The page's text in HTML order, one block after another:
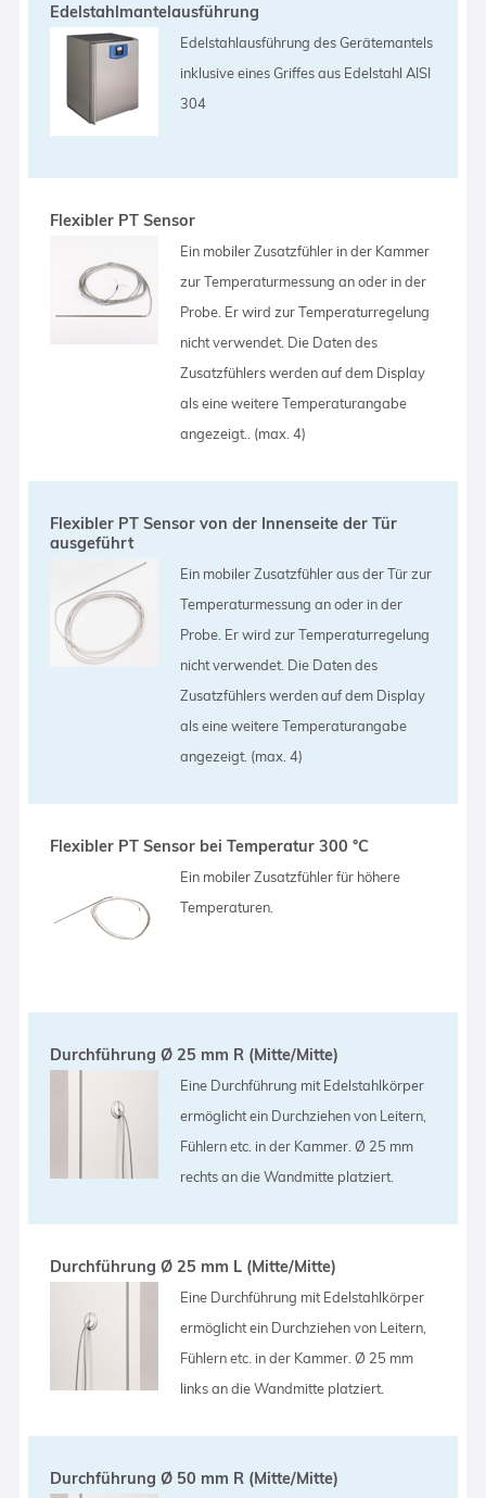
Edelstahlmantelausführung
Edelstahlausführung des Gerätemantels
inklusive eines Griffes aus Edelstahl AISI
304
Flexibler PT Sensor
Ein mobiler Zusatzfühler in der Kammer
zur Temperaturmessung an oder in der
Probe. Er wird zur Temperaturregelung
nicht verwendet. Die Daten des
Zusatzfühlers werden auf dem Display
als eine weitere Temperaturangabe
angezeigt.. (max. 4)
Flexibler PT Sensor von der Innenseite der Tür
ausgeführt
Ein mobiler Zusatzfühler aus der Tür zur
Temperaturmessung an oder in der
Probe. Er wird zur Temperaturregelung
nicht verwendet. Die Daten des
Zusatzfühlers werden auf dem Display
als eine weitere Temperaturangabe
angezeigt. (max. 4)
Flexibler PT Sensor bei Temperatur 300 °C
Ein mobiler Zusatzfühler für höhere
Temperaturen.
Durchführung Ø 25 mm R (Mitte/Mitte)
Eine Durchführung mit Edelstahlkörper
ermöglicht ein Durchziehen von Leitern,
Fühlern etc. in der Kammer. Ø 25 mm
rechts an die Wandmitte platziert.
Durchführung Ø 25 mm L (Mitte/Mitte)
Eine Durchführung mit Edelstahlkörper
ermöglicht ein Durchziehen von Leitern,
Fühlern etc. in der Kammer. Ø 25 mm
links an die Wandmitte platziert.
Durchführung Ø 50 mm R (Mitte/Mitte)